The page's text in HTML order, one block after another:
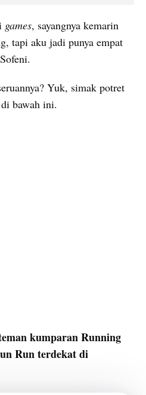
games, sayangnya kemarin
tapi aku jadi punya empat
Yuk, simak potret
bawah ini.
kumparan Running